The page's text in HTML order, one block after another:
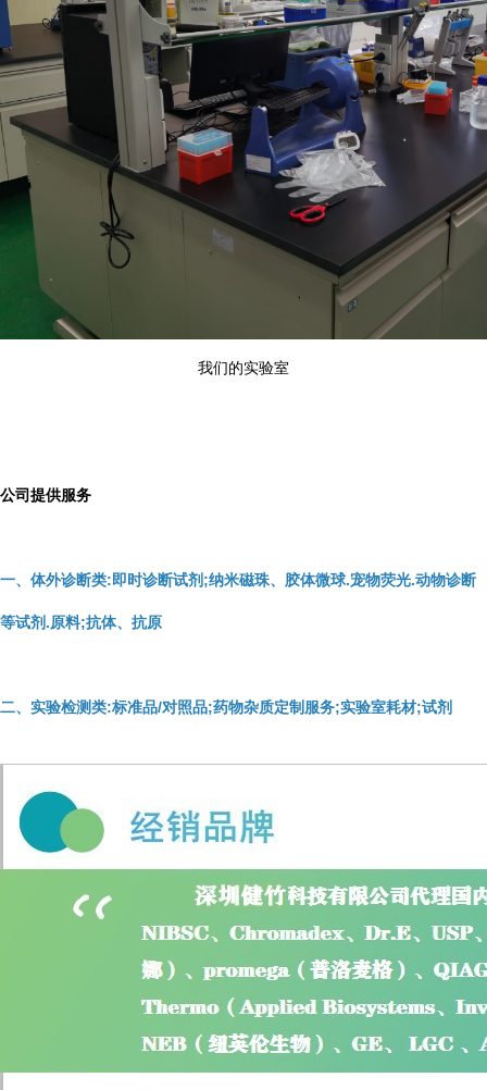
我们的实验室
公司提供服务
一、体外诊断类:即时诊断试剂;纳米磁珠、胶体微球.宠物荧光.动物诊断
等试剂.原料;抗体、抗原
二、实验检测类:标准品/对照品;药物杂质定制服务;实验室耗材;试剂